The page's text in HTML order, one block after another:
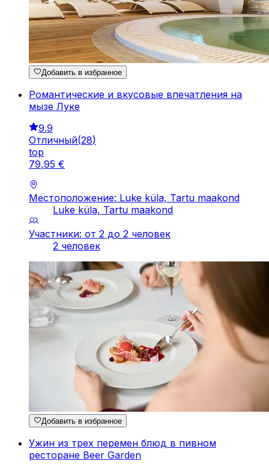
Добавить в избранное
Романтические и вкусовые впечатления на
мызе Луке
9.9
Отличный(28)
top
79,95 €
Местоположение: Luke küla, Tartu maakond
Luke küla, Tartu maakond
Участники: от 2 до 2 человек
2 человек
Добавить в избранное
Ужин из трех перемен блюд в пивном
ресторане Beer Garden